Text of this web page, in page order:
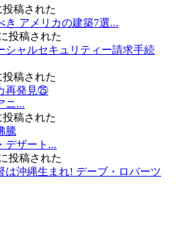
稿された
き アメリカの建築7選...
投稿された
シャルセキュリティー請求手続
稿された
再発見㉕
ニ...
稿された
騰
デザート...
投稿された
は沖縄生まれ! デーブ・ロバーツ